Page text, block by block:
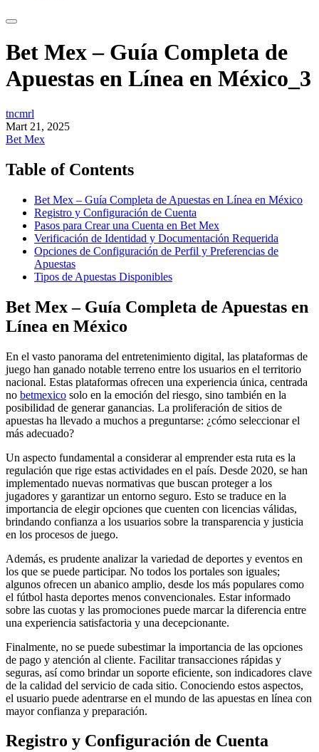
Bet Mex – Guía Completa de
Apuestas en Línea en México_3
tncmrl
Mart 21, 2025
Bet Mex
Table of Contents
Bet Mex – Guía Completa de Apuestas en Línea en México
Registro y Configuración de Cuenta
Pasos para Crear una Cuenta en Bet Mex
Verificación de Identidad y Documentación Requerida
Opciones de Configuración de Perfil y Preferencias de
Apuestas
Tipos de Apuestas Disponibles
Bet Mex – Guía Completa de Apuestas en
Línea en México
En el vasto panorama del entretenimiento digital, las plataformas de
juego han ganado notable terreno entre los usuarios en el territorio
nacional. Estas plataformas ofrecen una experiencia única, centrada
no betmexico solo en la emoción del riesgo, sino también en la
posibilidad de generar ganancias. La proliferación de sitios de
apuestas ha llevado a muchos a preguntarse: ¿cómo seleccionar el
más adecuado?
Un aspecto fundamental a considerar al emprender esta ruta es la
regulación que rige estas actividades en el país. Desde 2020, se han
implementado nuevas normativas que buscan proteger a los
jugadores y garantizar un entorno seguro. Esto se traduce en la
importancia de elegir opciones que cuenten con licencias válidas,
brindando confianza a los usuarios sobre la transparencia y justicia
en los procesos de juego.
Además, es prudente analizar la variedad de deportes y eventos en
los que se puede participar. No todos los portales son iguales;
algunos ofrecen un abanico amplio, desde los más populares como
el fútbol hasta deportes menos convencionales. Estar informado
sobre las cuotas y las promociones puede marcar la diferencia entre
una experiencia satisfactoria y una decepcionante.
Finalmente, no se puede subestimar la importancia de las opciones
de pago y atención al cliente. Facilitar transacciones rápidas y
seguras, así como brindar un soporte eficiente, son indicadores clave
de la calidad del servicio de cada sitio. Conociendo estos aspectos,
el usuario puede adentrarse en el mundo de las apuestas en línea con
mayor confianza y preparación.
Registro y Configuración de Cuenta